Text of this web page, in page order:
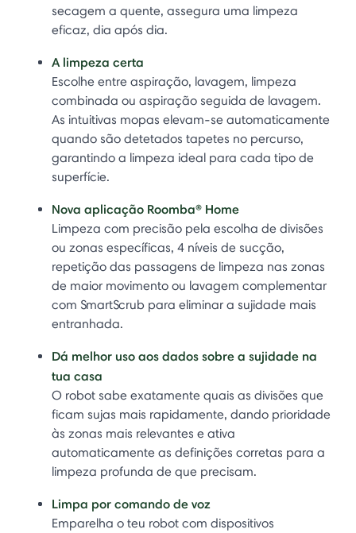
secagem a quente, assegura uma limpeza
eficaz, dia após dia.
A limpeza certa
Escolhe entre aspiração, lavagem, limpeza
combinada ou aspiração seguida de lavagem.
As intuitivas mopas elevam-se automaticamente
quando são detetados tapetes no percurso,
garantindo a limpeza ideal para cada tipo de
superfície.
Nova aplicação Roomba® Home
Limpeza com precisão pela escolha de divisões
ou zonas específicas, 4 níveis de sucção,
repetição das passagens de limpeza nas zonas
de maior movimento ou lavagem complementar
com SmartScrub para eliminar a sujidade mais
entranhada.
Dá melhor uso aos dados sobre a sujidade na
tua casa
O robot sabe exatamente quais as divisões que
ficam sujas mais rapidamente, dando prioridade
às zonas mais relevantes e ativa
automaticamente as definições corretas para a
limpeza profunda de que precisam.
Limpa por comando de voz
Emparelha o teu robot com dispositivos